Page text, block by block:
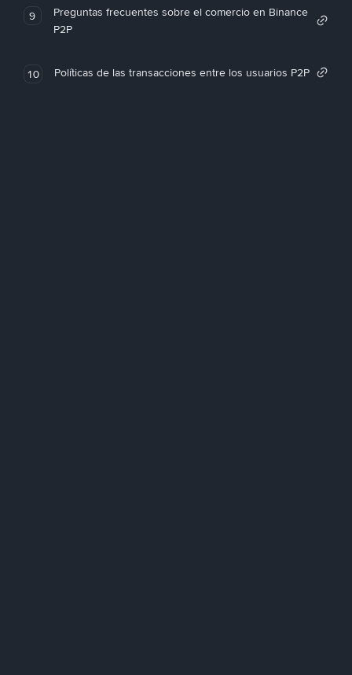
9
Preguntas frecuentes sobre el comercio en Binance
P2P
10 Políticas de las transacciones entre los usuarios P2P